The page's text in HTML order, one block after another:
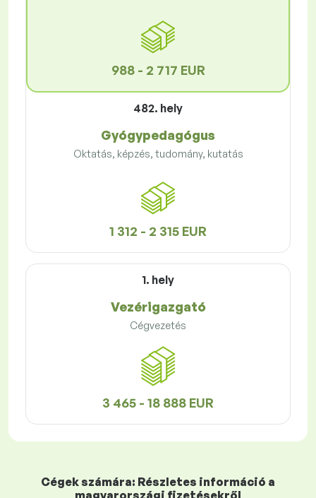
988 - 2 717 EUR
482. hely
Gyógypedagógus
Oktatás, képzés, tudomány, kutatás
1 312 - 2 315 EUR
1. hely
Vezérigazgató
Cégvezetés
3 465 - 18 888 EUR
Cégek számára: Részletes információ a